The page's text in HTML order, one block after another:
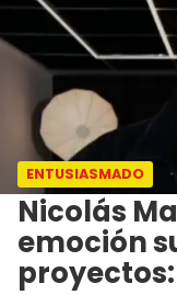
ENTUSIASMADO
Nicolás
emoción